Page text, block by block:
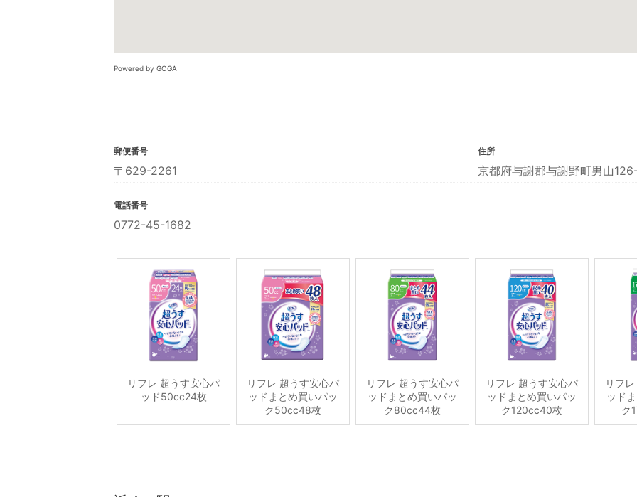
Powered by GOGA
郵便番号
〒629-2261
住所
京都府与謝郡与謝野町男山
電話番号
0772-45-1682
リフレ 超うす安心パ
ッド50cc24枚
リフレ 超うす安心パ
ッドまとめ買いパッ
ク50cc48枚
リフレ 超うす安心パ
ッドまとめ買いパッ
ク80cc44枚
リフレ 超うす安心パ
ッドまとめ買いパッ
ク120cc40枚
リフ
ッド
ク